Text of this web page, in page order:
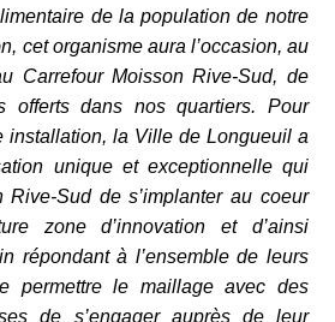
de la population de notre
cet organisme aura l’occasion, au
Carrefour Moisson Rive-Sud, de
offerts dans nos quartiers. Pour
installation, la Ville de Longueuil a
unique et exceptionnelle qui
Rive-Sud de s’implanter au coeur
zone d’innovation et d’ainsi
répondant à l’ensemble de leurs
permettre le maillage avec des
de s’engager auprès de leur